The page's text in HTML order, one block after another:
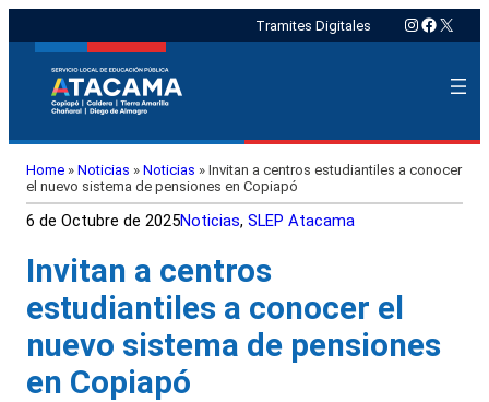
Tramites Digitales Instagram
X
Home » Noticias » Noticias » Invitan a centros estudiantiles a conocer
el nuevo sistema de pensiones en Copiapó
6 de Octubre de 2025Noticias, SLEP Atacama
Invitan a centros
estudiantiles a conocer el
nuevo sistema de pensiones
en Copiapó